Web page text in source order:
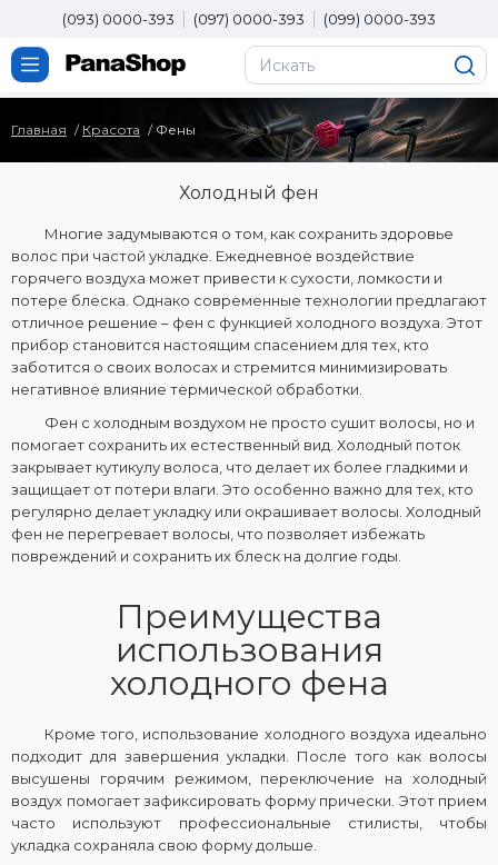
(093) 0000-393 (097) 0000-393 (099) 0000-393
Главная Красота Фены
Холодный фен
Многие задумываются о том, как сохранить здоровье
волос при частой укладке. Ежедневное воздействие
горячего воздуха может привести к сухости, ломкости и
потере блеска. Однако современные технологии предлагают
отличное решение – фен с функцией холодного воздуха. Этот
прибор становится настоящим спасением для тех, кто
заботится о своих волосах и стремится минимизировать
негативное влияние термической обработки.
Фен с холодным воздухом не просто сушит волосы, но и
помогает сохранить их естественный вид. Холодный поток
закрывает кутикулу волоса, что делает их более гладкими и
защищает от потери влаги. Это особенно важно для тех, кто
регулярно делает укладку или окрашивает волосы. Холодный
фен не перегревает волосы, что позволяет избежать
повреждений и сохранить их блеск на долгие годы.
Преимущества
использования
холодного фена
Кроме того, использование холодного воздуха идеально
подходит для завершения укладки. После того как волосы
высушены горячим режимом, переключение на холодный
воздух помогает зафиксировать форму прически. Этот прием
часто используют профессиональные стилисты, чтобы
укладка сохраняла свою форму дольше.